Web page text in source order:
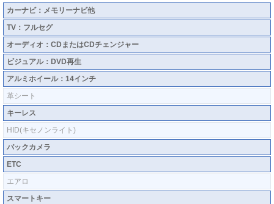
カーナビ：メモリーナビ他
TV：フルセグ
オーディオ：CDまたはCDチェンジャー
ビジュアル：DVD再生
アルミホイール：14インチ
革シート
キーレス
HID(キセノンライト)
バックカメラ
ETC
エアロ
スマートキー